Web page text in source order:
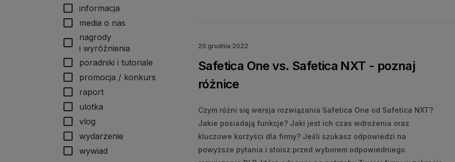
check_box_outline_blank informacja
check_box_outline_blank media o nas
check_box_outline_blank
nagrody
i wyróżnienia
check_box_outline_blank poradniki i tutoriale
check_box_outline_blank promocja / konkurs
check_box_outline_blank raport
check_box_outline_blank ulotka
check_box_outline_blank vlog
check_box_outline_blank wydarzenie
check_box_outline_blank wywiad
20 grudnia 2022
Safetica One vs. Safetica NXT - poznaj
różnice
Czym różni się wersja rozwiązania Safetica One od Safetica NXT?
Jakie posiadają funkcje? Jaki jest ich czas wdrożenia oraz
kluczowe korzyści dla firmy? Jeśli szukasz odpowiedzi na
powyższe pytania i stoisz przed wyborem odpowiedniego